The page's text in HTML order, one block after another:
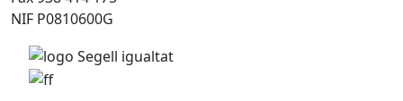
NIF P0810600G